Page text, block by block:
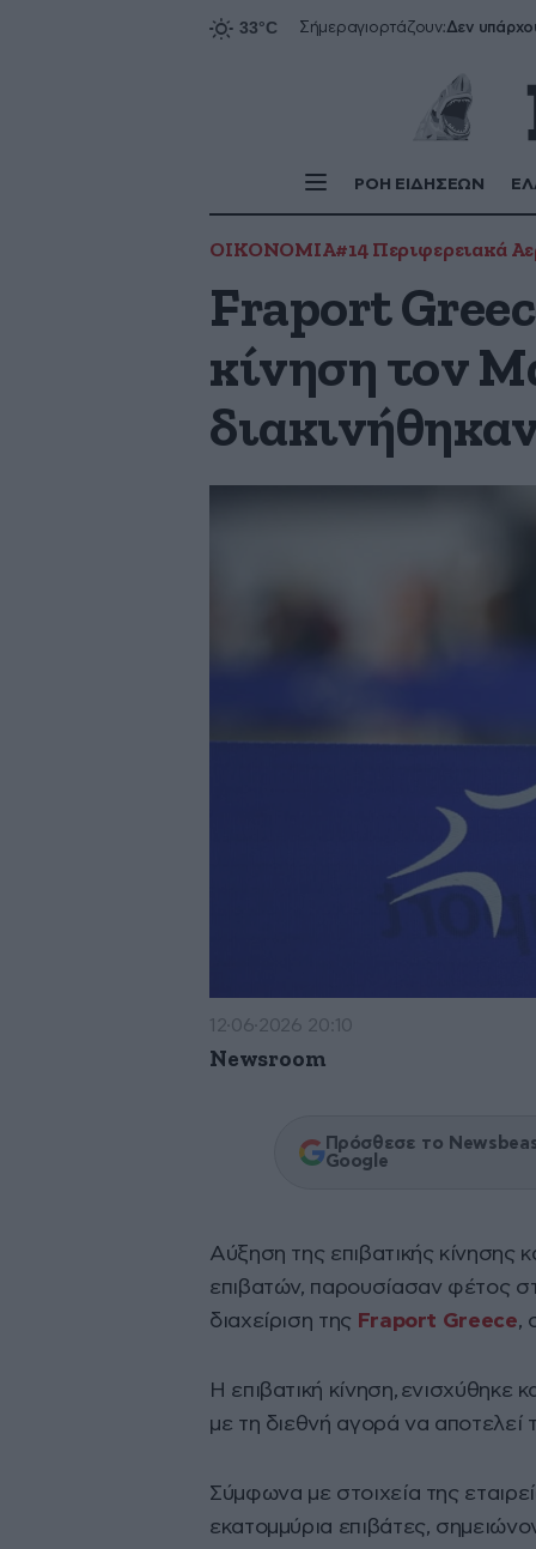
Σήμεραγιορτάζουν:Δεν
ΡΟΗ ΕΙΔΗΣΕΩΝ
ΟΙΚΟΝΟΜΙΑ#14 Περιφερειακά
Fraport
κίνηση τον
12·06·2026 20:10
Newsroom
Πρόσθεσε το
Google
Αύξηση της επιβατικής κίνησης
επιβατών, παρουσίασαν φέτος
διαχείριση της Fraport Greece,
Η επιβατική κίνηση, ενισχύθηκε
με τη διεθνή αγορά να αποτελεί
Σύμφωνα με στοιχεία της
εκατομμύρια επιβάτες,